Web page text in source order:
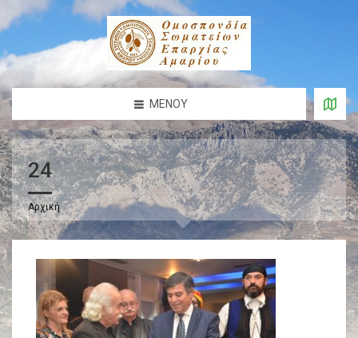
ΜΕΝΟΎ
24
Αρχική